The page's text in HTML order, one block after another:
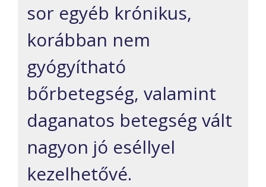
sor egyéb krónikus,
korábban nem
gyógyítható
bőrbetegség, valamint
daganatos betegség vált
nagyon jó eséllyel
kezelhetővé.